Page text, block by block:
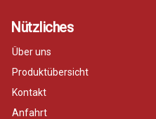
Nützliches
Über uns
Produktübersicht
Kontakt
Anfahrt